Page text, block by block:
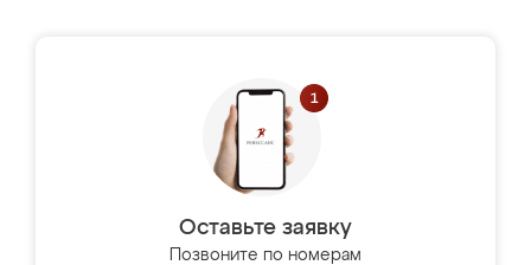
Оставьте заявку
Позвоните по номерам